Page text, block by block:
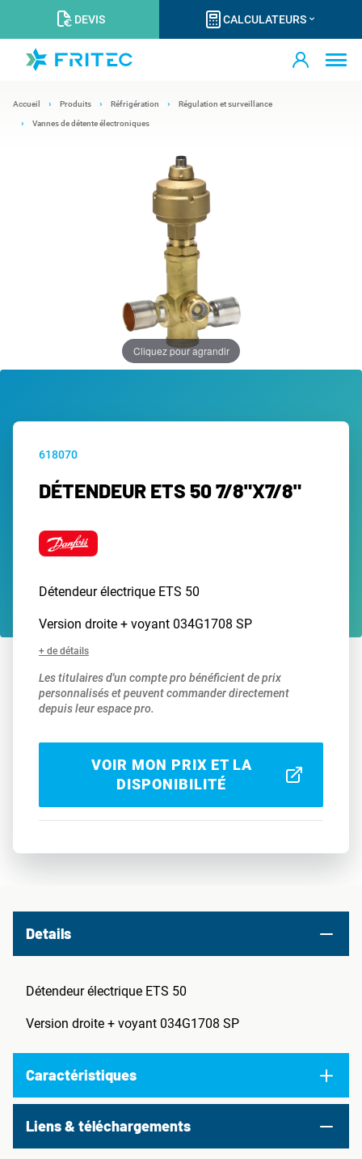
DEVIS CALCULATEURS
Accueil Produits Réfrigération Régulation et surveillance
Vannes de détente électroniques
Cliquez pour agrandir
618070
DÉTENDEUR ETS 50 7/8"X7/8"
Détendeur électrique ETS 50
Version droite + voyant 034G1708 SP
+ de détails
Les titulaires d'un compte pro bénéficient de prix
personnalisés et peuvent commander directement
depuis leur espace pro.
VOIR MON PRIX ET LA
DISPONIBILITÉ
Details
Détendeur électrique ETS 50
Version droite + voyant 034G1708 SP
Caractéristiques
Liens & téléchargements